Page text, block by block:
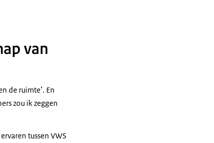
van
de ruimte’. En
zou ik zeggen
tussen VWS